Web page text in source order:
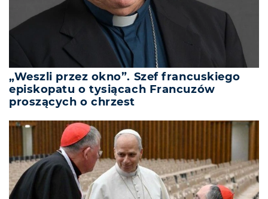
„Weszli przez okno”. Szef francuskiego
episkopatu o tysiącach Francuzów
proszących o chrzest